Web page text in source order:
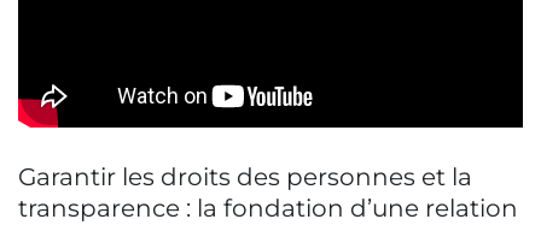
Garantir les droits des personnes et la
transparence : la fondation d’une relation